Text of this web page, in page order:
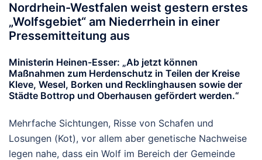
Nordrhein-Westfalen weist gestern erstes
„Wolfsgebiet“ am Niederrhein in einer
Pressemitteitung aus
Ministerin Heinen-Esser: „Ab jetzt können
Maßnahmen zum Herdenschutz in Teilen der Kreise
Kleve, Wesel, Borken und Recklinghausen sowie der
Städte Bottrop und Oberhausen gefördert werden.“
Mehrfache Sichtungen, Risse von Schafen und
Losungen (Kot), vor allem aber genetische Nachweise
legen nahe, dass ein Wolf im Bereich der Gemeinde